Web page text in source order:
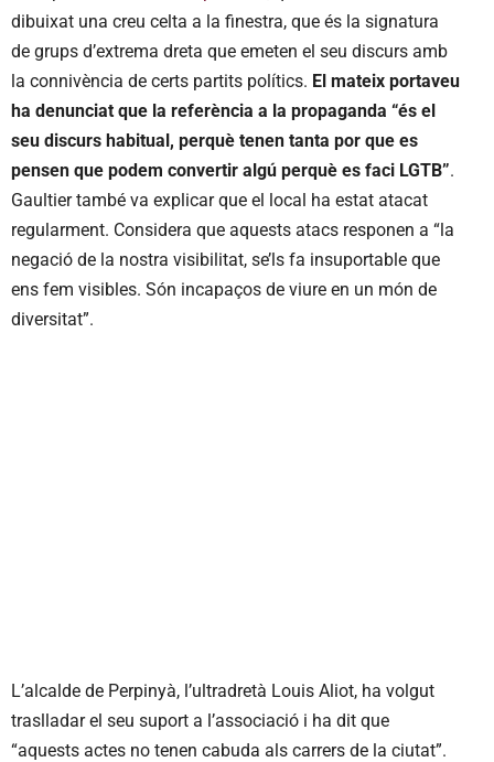
dibuixat una creu celta a la finestra, que és la signatura
de grups d’extrema dreta que emeten el seu discurs amb
la connivència de certs partits polítics. El mateix portaveu
ha denunciat que la referència a la propaganda “és el
seu discurs habitual, perquè tenen tanta por que es
pensen que podem convertir algú perquè es faci LGTB”.
Gaultier també va explicar que el local ha estat atacat
regularment. Considera que aquests atacs responen a “la
negació de la nostra visibilitat, se’ls fa insuportable que
ens fem visibles. Són incapaços de viure en un món de
diversitat”.
L’alcalde de Perpinyà, l’ultradretà Louis Aliot, ha volgut
traslladar el seu suport a l’associació i ha dit que
“aquests actes no tenen cabuda als carrers de la ciutat”.